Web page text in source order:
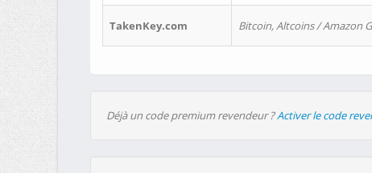
TakenKey.com Bitcoin, Altcoins / Amazon
Déjà un code premium revendeur ?Activer le code